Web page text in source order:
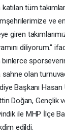
tüm
ve
giren
diliyorum."
olan
Başkanı
Doğan, Gençlik
ile MHP İlçe
edildi.